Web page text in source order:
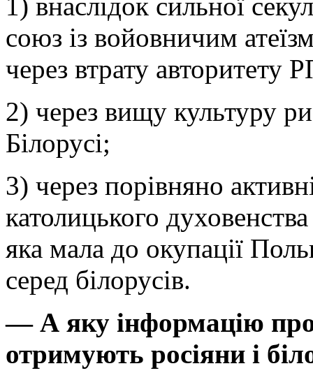
союз із войовничим
через втрату авторитету
2) через вищу культуру
Білорусі;
3) через порівняно
католицького
яка мала до окупації
серед білорусів.
— А яку інформацію
отримують росіяни і